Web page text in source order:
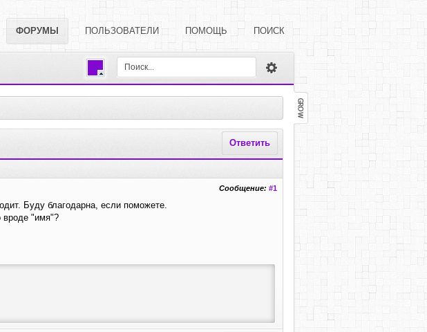
ФОРУМЫ ПОЛЬЗОВАТЕЛИ ПОМОЩЬ ПОИСК
Ответить
Сообщение: #1
Буду благодарна, если поможете.
вроде "имя"?